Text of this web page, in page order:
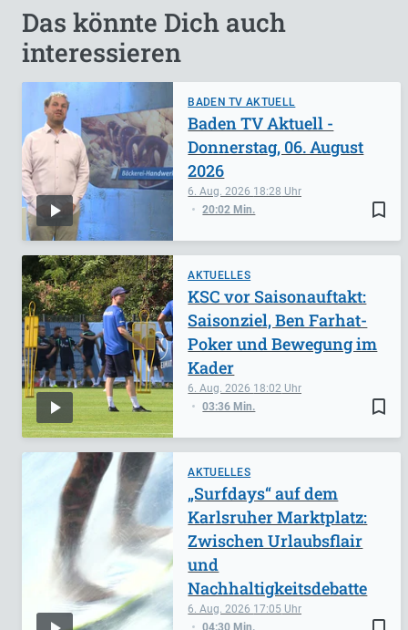
Das könnte Dich auch
interessieren
BADEN TV AKTUELL
bookmark_border
6. Aug. 2026 18:28
20:02 Min.
Baden TV Aktuell -
Donnerstag, 06. August
2026
AKTUELLES
bookmark_border
6. Aug. 2026 18:02
03:36 Min.
KSC vor Saisonauftakt:
Saisonziel, Ben Farhat-
Poker und Bewegung im
Kader
AKTUELLES
6. Aug. 2026 17:05
04:30 Min.
„Surfdays“ auf dem
Karlsruher Marktplatz:
Zwischen Urlaubsflair
und
Nachhaltigkeitsdebatte